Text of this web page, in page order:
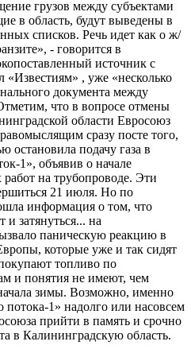
грузов между субъектами
в область, будут выведены в
списков. Речь идет как о ж/
- говорится в
источник с
, уже «‎несколько
документа между
что в вопросе отмены
области Евросоюз
сразу посте того,
остановила подачу газа в
1», объявив о начале
на трубопроводе. Эти
21 июля. Но по
информация о том, что
затянуться... на
паническую реакцию в
которые уже и так сидят
топливо по
и понятия не имеют, чем
зимы. Возможно, именно
потока-1» надолго или насовсем
прийти в память и срочно
в Калининградскую область.